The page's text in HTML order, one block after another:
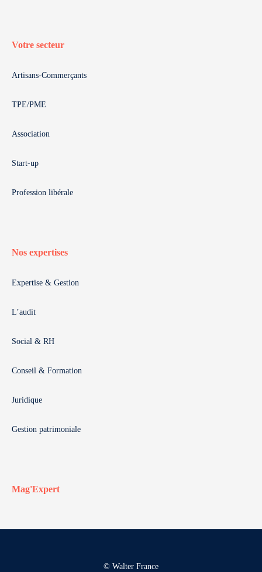
Votre secteur
Artisans-Commerçants
TPE/PME
Association
Start-up
Profession libérale
Nos expertises
Expertise & Gestion
L’audit
Social & RH
Conseil & Formation
Juridique
Gestion patrimoniale
Mag'Expert
© Walter France